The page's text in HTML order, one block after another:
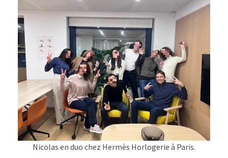
Nicolas en duo chez Hermès Horlogerie à Paris.